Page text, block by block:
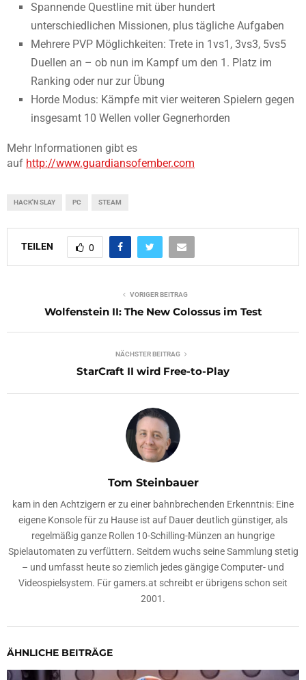
Spannende Questline mit über hundert
unterschiedlichen Missionen, plus tägliche Aufgaben
Mehrere PVP Möglichkeiten: Trete in 1vs1, 3vs3, 5vs5
Duellen an – ob nun im Kampf um den 1. Platz im
Ranking oder nur zur Übung
Horde Modus: Kämpfe mit vier weiteren Spielern gegen
insgesamt 10 Wellen voller Gegnerhorden
Mehr Informationen gibt es
auf http://www.guardiansofember.com
HACK'N SLAY PC STEAM
TEILEN 0
VORIGER BEITRAG
Wolfenstein II: The New Colossus im Test
NÄCHSTER BEITRAG
StarCraft II wird Free-to-Play
Tom Steinbauer
kam in den Achtzigern er zu einer bahnbrechenden Erkenntnis: Eine
eigene Konsole für zu Hause ist auf Dauer deutlich günstiger, als
regelmäßig ganze Rollen 10-Schilling-Münzen an hungrige
Spielautomaten zu verfüttern. Seitdem wuchs seine Sammlung stetig
– und umfasst heute so ziemlich jedes gängige Computer- und
Videospielsystem. Für gamers.at schreibt er übrigens schon seit
2001.
ÄHNLICHE BEITRÄGE